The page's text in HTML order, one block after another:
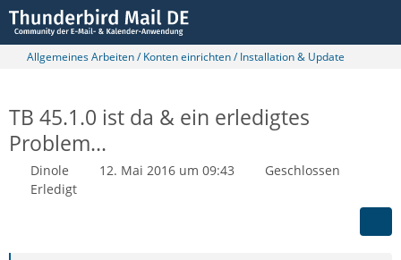
Allgemeines Arbeiten / Konten einrichten / Installation & Update
TB 45.1.0 ist da & ein erledigtes
Problem...
Dinole 12. Mai 2016 um 09:43
Geschlossen
Erledigt